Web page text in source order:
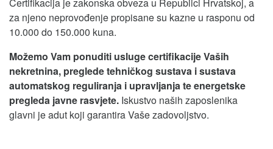
za njeno neprovođenje propisane su kazne u rasponu od
10.000 do 150.000 kuna.
Možemo Vam ponuditi usluge certifikacije Vaših
nekretnina, preglede tehničkog sustava i sustava
automatskog reguliranja i upravljanja te energetske
pregleda javne rasvjete. Iskustvo naših zaposlenika
glavni je adut koji garantira Vaše zadovoljstvo.